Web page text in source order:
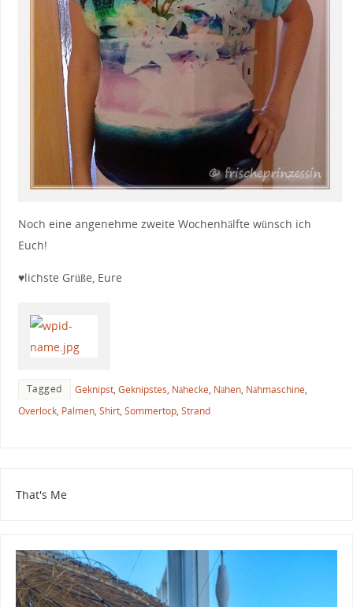
Noch eine angenehme zweite Wochenhälfte wünsch ich
Euch!
♥lichste Grüße, Eure
Tagged Geknipst, Geknipstes, Nähecke, Nähen, Nähmaschine,
Overlock, Palmen, Shirt, Sommertop, Strand
That's Me